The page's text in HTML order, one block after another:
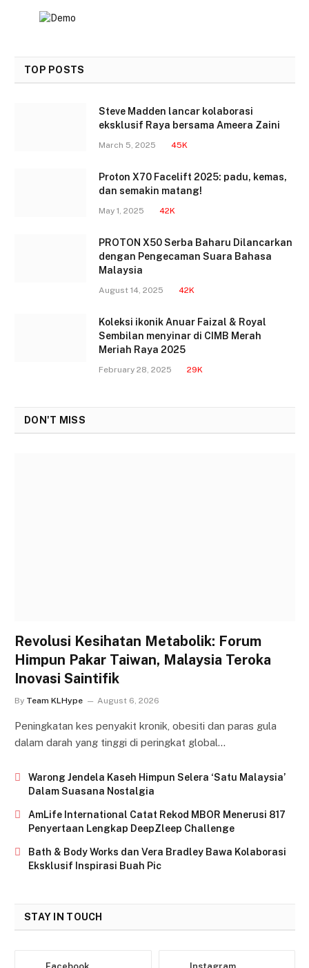
TOP POSTS
Steve Madden lancar kolaborasi
eksklusif Raya bersama Ameera Zaini
March 5, 2025 45K
Proton X70 Facelift 2025: padu, kemas,
dan semakin matang!
May 1, 2025 42K
PROTON X50 Serba Baharu Dilancarkan
dengan Pengecaman Suara Bahasa
Malaysia
August 14, 2025 42K
Koleksi ikonik Anuar Faizal & Royal
Sembilan menyinar di CIMB Merah
Meriah Raya 2025
February 28, 2025 29K
DON'T MISS
Revolusi Kesihatan Metabolik: Forum
Himpun Pakar Taiwan, Malaysia Teroka
Inovasi Saintifik
By Team KLHype August 6, 2026
Peningkatan kes penyakit kronik, obesiti dan paras gula
dalam darah yang tinggi di peringkat global…
Warong Jendela Kaseh Himpun Selera ‘Satu Malaysia’
Dalam Suasana Nostalgia
AmLife International Catat Rekod MBOR Menerusi 817
Penyertaan Lengkap DeepZleep Challenge
Bath & Body Works dan Vera Bradley Bawa Kolaborasi
Eksklusif Inspirasi Buah Pic
STAY IN TOUCH